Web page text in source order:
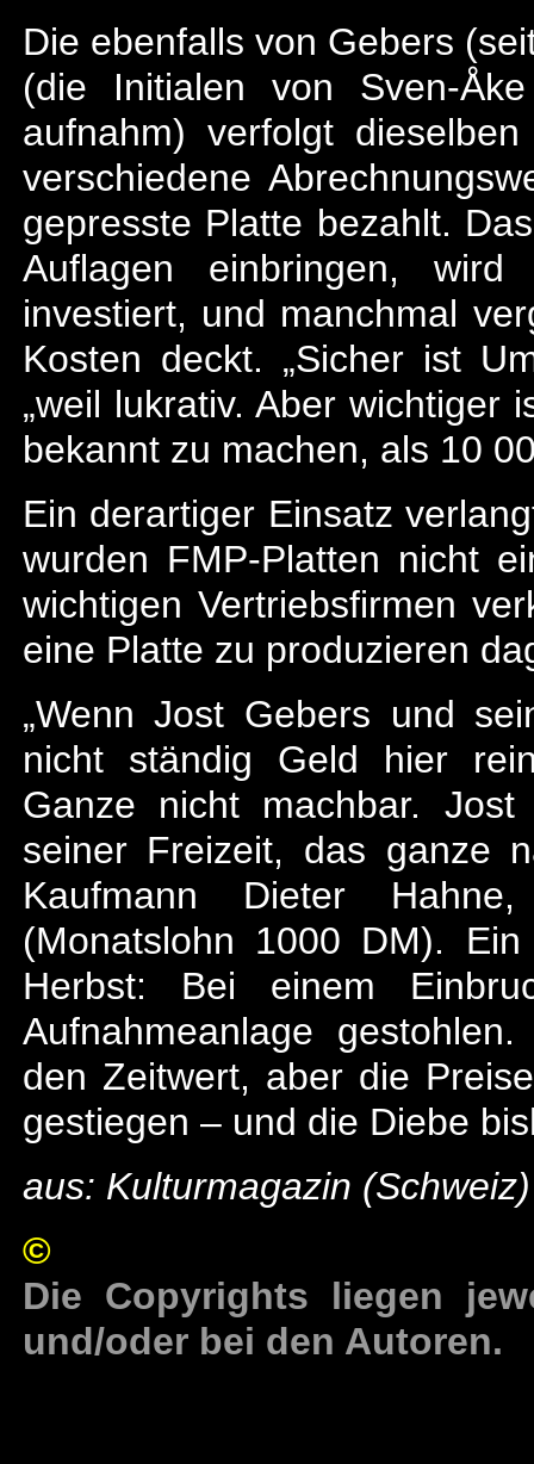
Die ebenfalls von Gebers
(die Initialen von Sven-
aufnahm) verfolgt
verschiedene
gepresste Platte bezahlt.
Auflagen einbringen,
investiert, und manchmal
Kosten deckt. „Sicher ist
„weil lukrativ. Aber wichtiger
bekannt zu machen, als 10
Ein derartiger Einsatz
wurden FMP-Platten nicht
wichtigen Vertriebsfirmen
eine Platte zu produzieren
„Wenn Jost Gebers und
nicht ständig Geld hier
Ganze nicht machbar.
seiner Freizeit, das ganze
Kaufmann Dieter
(Monatslohn 1000 DM).
Herbst: Bei einem
Aufnahmeanlage
den Zeitwert, aber die
gestiegen – und die Diebe
aus: Kulturmagazin
©
Die Copyrights liegen
und/oder bei den Autoren.